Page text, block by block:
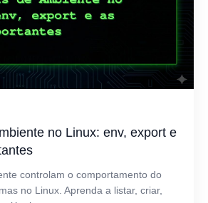
no Linux: env, export e
controlam o comportamento do
no Linux. Aprenda a listar, criar,